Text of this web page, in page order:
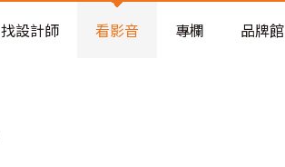
老屋預算分配與高 CP 值煥新術
找設計師 看影音 專欄 品牌館